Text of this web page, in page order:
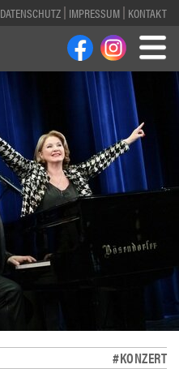
DATENSCHUTZ IMPRESSUM KONTAKT
#KONZERT